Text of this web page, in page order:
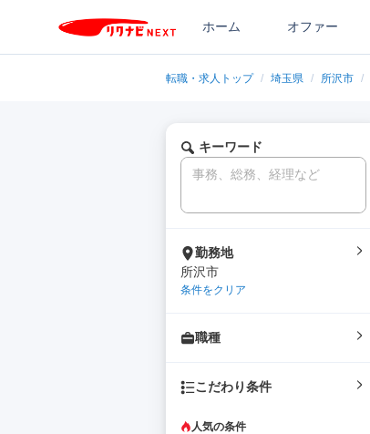
ホーム オファー
転職・求人トップ / 埼玉県 / 所沢市 /
キーワード
勤務地
所沢市
条件をクリア
職種
こだわり条件
人気の条件